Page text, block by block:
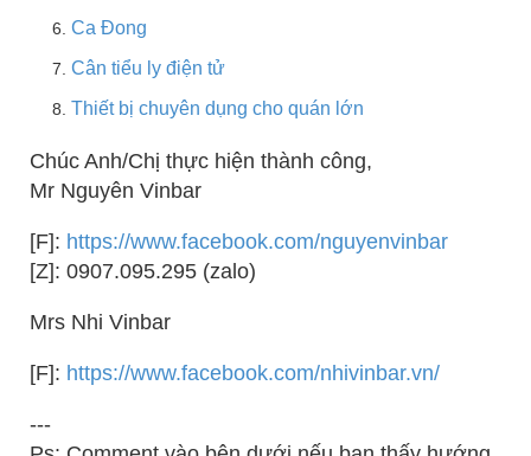
Ca Đong
Cân tiểu ly điện tử
Thiết bị chuyên dụng cho quán lớn
Chúc Anh/Chị thực hiện thành công,
Mr Nguyên Vinbar
[F]: https://www.facebook.com/nguyenvinbar
[Z]: 0907.095.295 (zalo)
Mrs Nhi Vinbar
[F]: https://www.facebook.com/nhivinbar.vn/
---